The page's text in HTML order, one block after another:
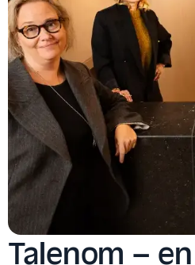
Talenom –